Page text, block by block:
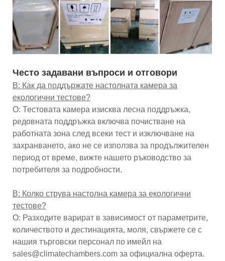
Често задавани въпроси и отговори
В: Как да поддържате настолната камера за
екологични тестове?
О: Тестовата камера изисква лесна поддръжка,
редовната поддръжка включва почистване на
работната зона след всеки тест и изключване на
захранването, ако не се използва за продължителен
период от време, вижте нашето ръководство за
потребителя за подробности.
В: Колко струва настолна камера за екологични
тестове?
О: Разходите варират в зависимост от параметрите,
количеството и дестинацията, моля, свържете се с
нашия търговски персонал по имейл на
sales@climatechambers.com за официална оферта.